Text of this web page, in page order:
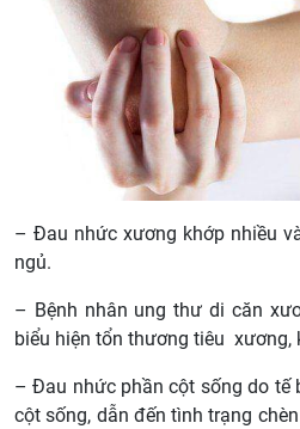
– Đau nhức xương khớp nhiều
ngủ.
– Bệnh nhân ung thư di căn
biểu hiện tổn thương tiêu xương,
– Đau nhức phần cột sống do tế
cột sống, dẫn đến tình trạng